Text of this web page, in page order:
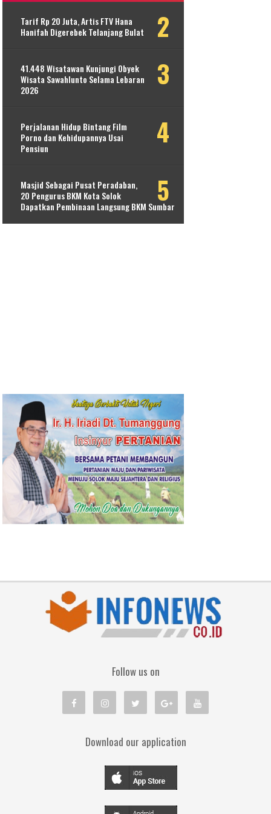
Tarif Rp 20 Juta, Artis FTV Hana
Hanifah Digerebek Telanjang Bulat
41.448 Wisatawan Kunjungi Obyek
Wisata Sawahlunto Selama Lebaran
2026
Perjalanan Hidup Bintang Film
Porno dan Kehidupannya Usai
Pensiun
Masjid Sebagai Pusat Peradaban,
20 Pengurus BKM Kota Solok
Dapatkan Pembinaan Langsung BKM Sumbar
Follow us on
Download our application